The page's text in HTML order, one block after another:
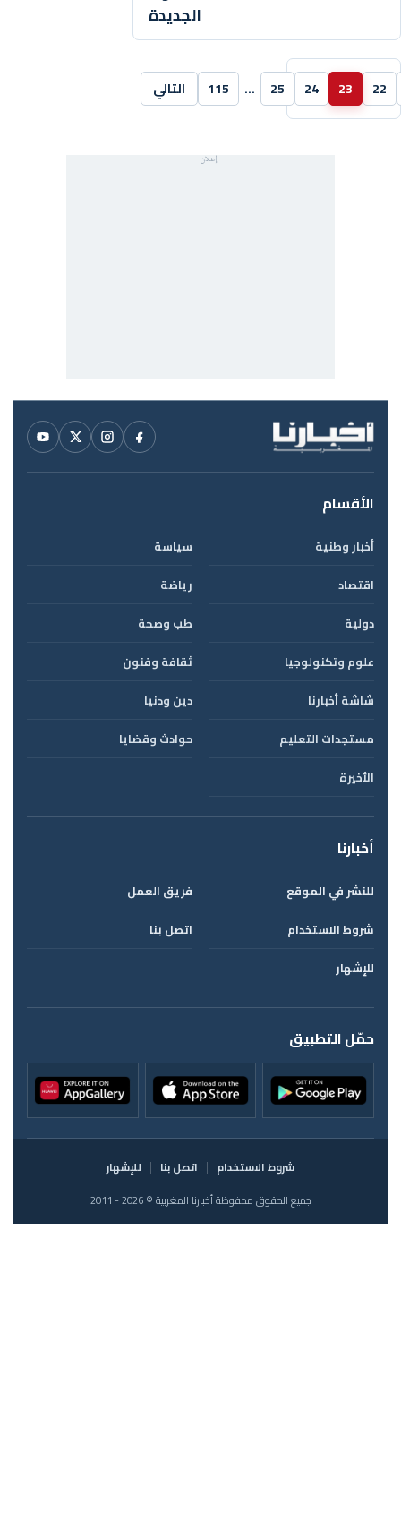
الجديدة
22
23
24
25
…
115 التالي
الأقسام
أخبار وطنية
سياسة
اقتصاد
رياضة
دولية
طب وصحة
علوم وتكنولوجيا
ثقافة وفنون
شاشة أخبارنا
دين ودنيا
مستجدات التعليم
حوادث وقضايا
الأخيرة
أخبارنا
للنشر في الموقع
فريق العمل
شروط الاستخدام
اتصل بنا
للإشهار
حمّل التطبيق
شروط الاستخدام اتصل بنا
للإشهار
جميع الحقوق محفوظة أخبارنا المغربية © 2026 - 2011